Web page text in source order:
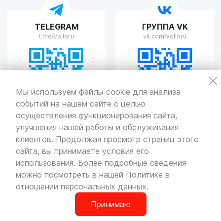
Мы используем файлы cookie для анализа
событий на нашем сайте с целью
осуществления функционирования сайта,
улучшения нашей работы и обслуживания
клиентов. Продолжая просмотр страниц этого
сайта, вы принимаете условия его
использования. Более подробные сведения
можно посмотреть в нашей Политике в
отношении персональных данных.
Принимаю
VOLLO Рязань
г. Рязань, улица Островского, д.109/2
Пн-Пт с 9:00 до 20:00, Сб-Вс выходной
VOLLO Тверь
г. Тверь, проспект Николая Корыткова, 17А
Пн-Пт с 9:00 до 19:00 Сб-Вс с 10:00 до 19:00
TELEGRAM
t.me/volloru
ГРУППА VK
vk.com/volloru
© Все права защищены. Информация сайта защищена законом
об авторских правах.
Политикаконфиденциальности
Разработкаи продвижение — «SeoOlimp»